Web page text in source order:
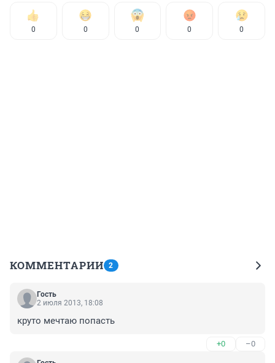
0 0 0 0 0
КОММЕНТАРИИ 2
Гость
2 июля 2013, 18:08
круто мечтаю попасть
+0 –0